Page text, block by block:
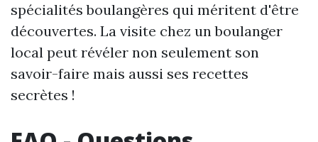
spécialités boulangères qui méritent d'être
découvertes. La visite chez un boulanger
local peut révéler non seulement son
savoir-faire mais aussi ses recettes
secrètes !